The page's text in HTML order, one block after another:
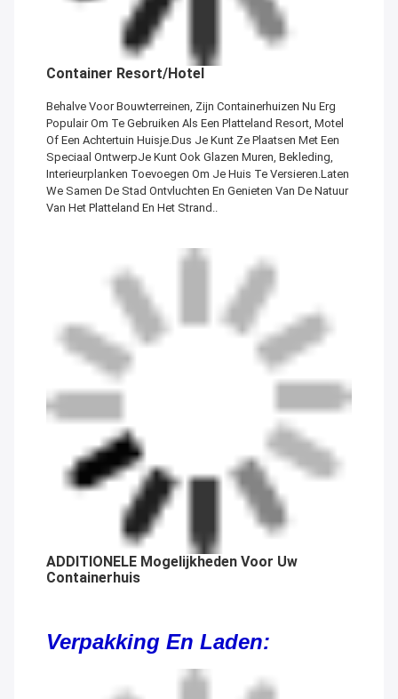
Container Resort/Hotel
Behalve Voor Bouwterreinen, Zijn Containerhuizen Nu Erg
Populair Om Te Gebruiken Als Een Platteland Resort, Motel
Of Een Achtertuin Huisje.Dus Je Kunt Ze Plaatsen Met Een
Speciaal OntwerpJe Kunt Ook Glazen Muren, Bekleding,
Interieurplanken Toevoegen Om Je Huis Te Versieren.Laten
We Samen De Stad Ontvluchten En Genieten Van De Natuur
Van Het Platteland En Het Strand..
ADDITIONELE Mogelijkheden Voor Uw
Containerhuis
Verpakking En Laden: